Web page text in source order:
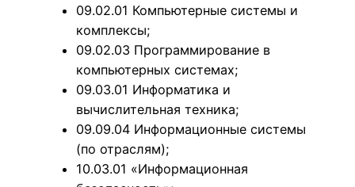
09.02.01 Компьютерные системы и
комплексы;
09.02.03 Программирование в
компьютерных системах;
09.03.01 Информатика и
вычислительная техника;
09.09.04 Информационные системы
(по отраслям);
10.03.01 «Информационная